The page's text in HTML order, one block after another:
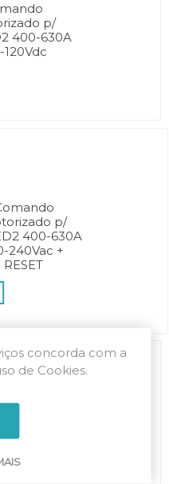
p/
400-630A
120Vdc
p/
400-630A
240Vac +
RESET
p/
RESET
concorda com a
de Cookies.